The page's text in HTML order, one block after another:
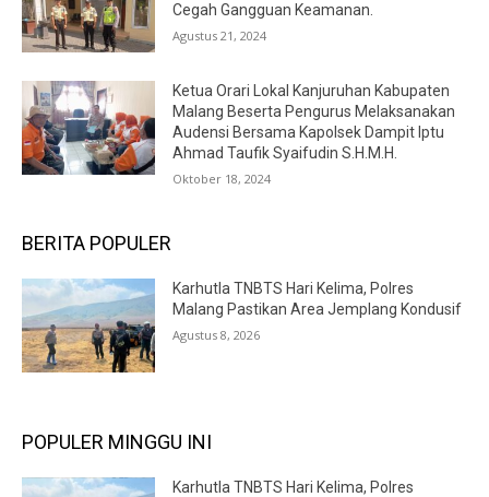
Cegah Gangguan Keamanan.
Agustus 21, 2024
Ketua Orari Lokal Kanjuruhan Kabupaten
Malang Beserta Pengurus Melaksanakan
Audensi Bersama Kapolsek Dampit Iptu
Ahmad Taufik Syaifudin S.H.M.H.
Oktober 18, 2024
BERITA POPULER
Karhutla TNBTS Hari Kelima, Polres
Malang Pastikan Area Jemplang Kondusif
Agustus 8, 2026
POPULER MINGGU INI
Karhutla TNBTS Hari Kelima, Polres